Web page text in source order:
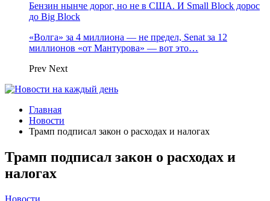
Бензин нынче дорог, но не в США. И Small Block дорос
до Big Block
«Волга» за 4 миллиона — не предел, Senat за 12
миллионов «от Мантурова» — вот это…
Prev Next
Главная
Новости
Трамп подписал закон о расходах и налогах
Трамп подписал закон о расходах и
налогах
Новости